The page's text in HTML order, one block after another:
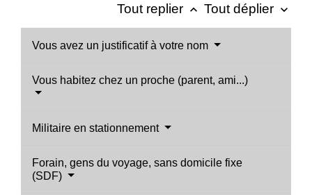
Tout replier keyboard_arrow_up Tout déplier keyboard_arrow_down
Vous avez un justificatif à votre nom
Vous habitez chez un proche (parent, ami...)
Militaire en stationnement
Forain, gens du voyage, sans domicile fixe
(SDF)